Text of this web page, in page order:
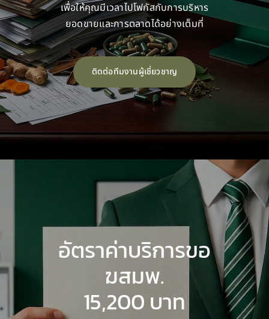
เพื่อให้คุณมีเวลาไปโฟกัสกับการบริหาร
ยอดขายและการตลาดได้อย่างเต็มที่
ติดต่อทีมงานผู้เชี่ยวชาญ
อัตราค่าบริการขอ
ฆสมพ.
15,200 บาท